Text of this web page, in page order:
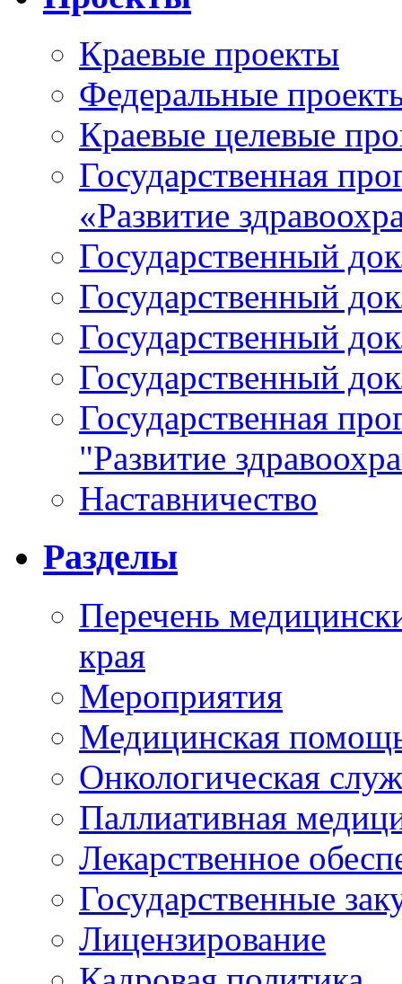
Краевые проекты
Федеральные
Краевые целевые
Государственная
«Развитие
Государственный
Государственный
Государственный
Государственный
Государственная
"Развитие
Наставничество
Разделы
Перечень
края
Мероприятия
Медицинская
Онкологическая
Паллиативная
Лекарственное
Государственные
Лицензирование